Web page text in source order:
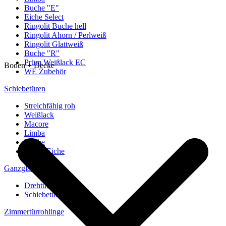
Buche "E"
Eiche Select
Ringolit Buche hell
Ringolit Ahorn / Perlweiß
Ringolit Glattweiß
Buche "R"
Prüm Weißlack EC
WE Zubehör
Schiebetüren
Streichfähig roh
Weißlack
Macore
Limba
Buche
europ. Eiche
Ganzglastüren
Drehtüren
Schiebetüren
Zimmertürrohlinge
Boden + Decke